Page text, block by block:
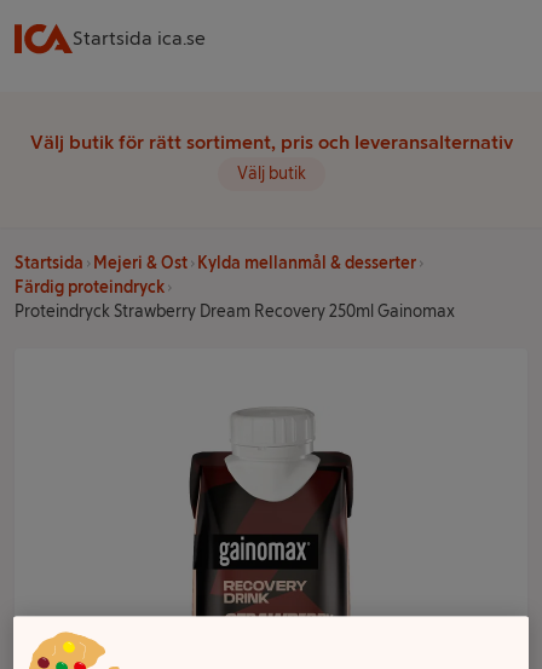
Startsida ica.se
Välj butik för rätt sortiment, pris och leveransalternativ
Välj butik
Startsida Mejeri & Ost
Kylda mellanmål & desserter
Färdig proteindryck
Proteindryck Strawberry Dream Recovery 250ml Gainomax